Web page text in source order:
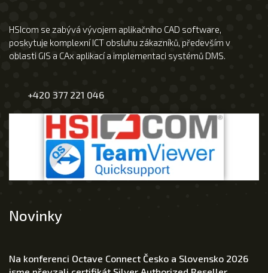
HSIcom se zabývá vývojem aplikačního CAD software,
poskytuje komplexní ICT obsluhu zákazníků, především v
oblasti GIS a CAx aplikací a implementaci systémů DMS.
+420 377 221 046
Novinky
Na konferenci Octave Connect Česko a Slovensko 2026